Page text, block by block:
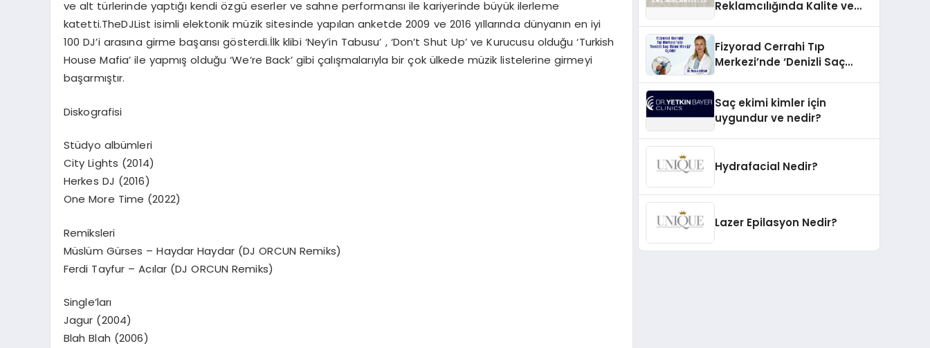
ve alt türlerinde yaptığı kendi özgü eserler ve sahne performansı ile kariyerinde büyük ilerleme
katetti.TheDJList isimli elektonik müzik sitesinde yapılan anketde 2009 ve 2016 yıllarında dünyanın en iyi
100 DJ’i arasına girme başarısı gösterdi.İlk klibi ‘Ney’in Tabusu’ , ‘Don’t Shut Up’ ve Kurucusu olduğu ‘Turkish
House Mafia’ ile yapmış olduğu ‘We’re Back’ gibi çalışmalarıyla bir çok ülkede müzik listelerine girmeyi
başarmıştır.
Diskografisi
Stüdyo albümleri
City Lights (2014)
Herkes DJ (2016)
One More Time (2022)
Remiksleri
Müslüm Gürses – Haydar Haydar (DJ ORCUN Remiks)
Ferdi Tayfur – Acılar (DJ ORCUN Remiks)
Single’ları
Jagur (2004)
Blah Blah (2006)
Reklamcılığında Kalite ve
Fizyorad Cerrahi Tıp
Merkezi’nde ‘Denizli Saç
Saç ekimi kimler için
uygundur ve nedir?
Hydrafacial Nedir?
Lazer Epilasyon Nedir?